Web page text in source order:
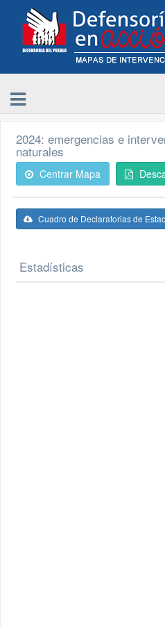
2024: emergencias e
naturales
Centrar Mapa
Cuadro de Declaratorias de
Estadísticas